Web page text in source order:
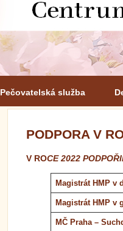
Pečovatelská služba
PODPORA V
V ROCE 2022
Magistrát HMP v
Magistrát HMP v
MČ Praha –